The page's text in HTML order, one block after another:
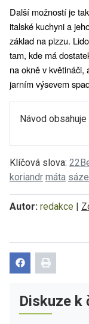
Další možností je
italské kuchyni a
základ na pizzu.
tam, kde má
na okně v květináči,
jarním výsevem
Návod
Klíčová slova:
koriandr máta
Autor: redakce |
Diskuze k